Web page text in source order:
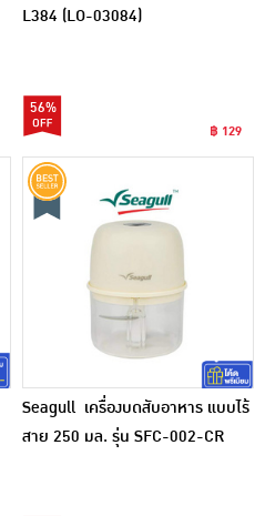
L384 (LO-03084)
56%
฿ 129
Seagull เครื่องบดสับอาหาร แบบไร้
สาย 250 มล. รุ่น SFC-002-CR